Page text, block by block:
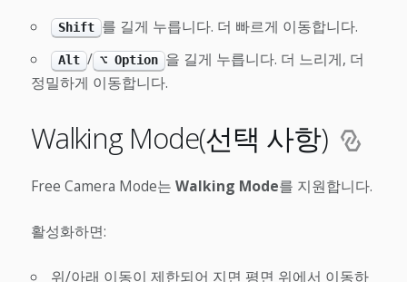
Shift 를 길게 누릅니다. 더 빠르게 이동합니다.
Alt / ⌥ Option 을 길게 누릅니다. 더 느리게, 더
정밀하게 이동합니다.
Walking Mode(선택 사항)
Free Camera Mode는 Walking Mode를 지원합니다.
활성화하면:
위/아래 이동이 제한되어 지면 평면 위에서 이동하